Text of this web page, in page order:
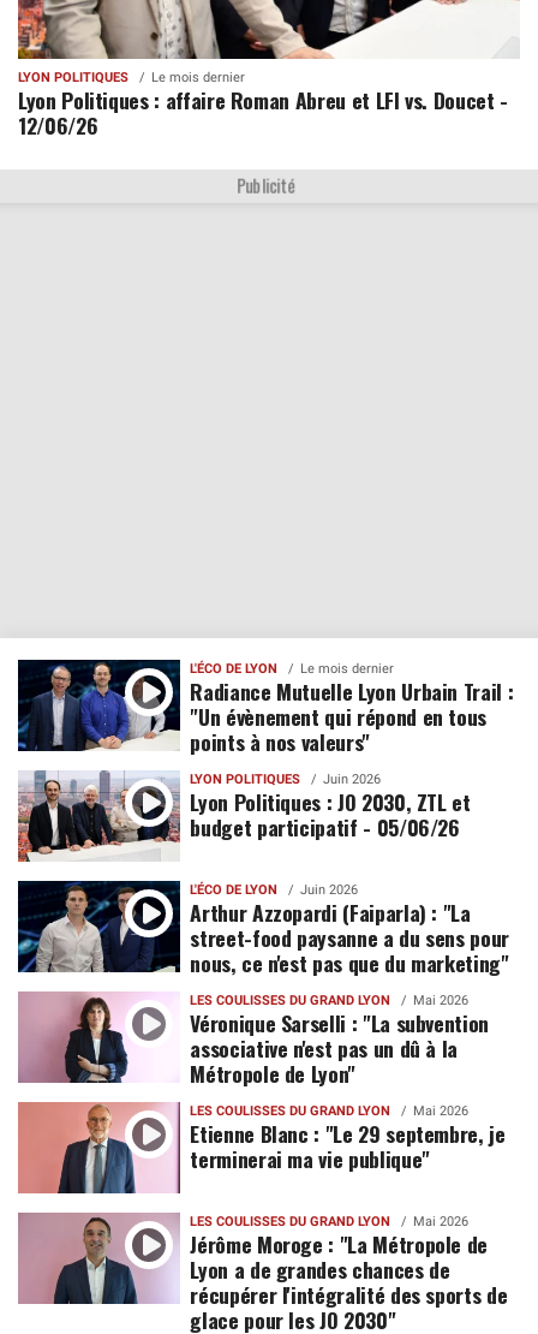
LYON POLITIQUES Le mois dernier
Lyon Politiques : affaire Roman Abreu et LFI vs. Doucet -
12/06/26
Publicité
L'ÉCO DE LYON Le mois dernier
Radiance Mutuelle Lyon Urbain Trail :
"Un évènement qui répond en tous
points à nos valeurs"
LYON POLITIQUES Juin 2026
Lyon Politiques : JO 2030, ZTL et
budget participatif - 05/06/26
L'ÉCO DE LYON Juin 2026
Arthur Azzopardi (Faiparla) : "La
street-food paysanne a du sens pour
nous, ce n'est pas que du marketing"
LES COULISSES DU GRAND LYON Mai 2026
Véronique Sarselli : "La subvention
associative n'est pas un dû à la
Métropole de Lyon"
LES COULISSES DU GRAND LYON Mai 2026
Etienne Blanc : "Le 29 septembre, je
terminerai ma vie publique"
LES COULISSES DU GRAND LYON Mai 2026
Jérôme Moroge : "La Métropole de
Lyon a de grandes chances de
récupérer l'intégralité des sports de
glace pour les JO 2030"